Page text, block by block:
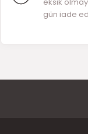
gün iade